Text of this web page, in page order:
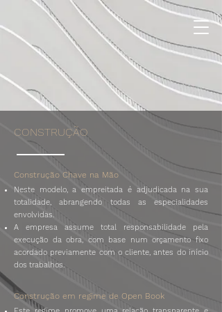
CONSTRUÇÃO
Construção Chave na Mão
Neste modelo, a empreitada é adjudicada na sua
totalidade, abrangendo todas as especialidades
envolvidas.
A empresa assume total responsabilidade pela
execução da obra, com base num orçamento fixo
acordado previamente com o cliente, antes do início
dos trabalhos.
Construção em regime de Open Book